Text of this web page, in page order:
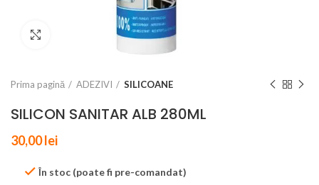
Click to enlarge
Prima pagină ADEZIVI SILICOANE
SILICON SANITAR ALB 280ML
30,00lei
În stoc (poate fi pre-comandat)